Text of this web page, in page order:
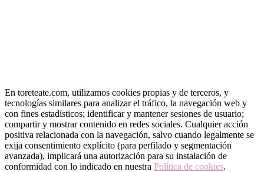
En toreteate.com, utilizamos cookies propias y de terceros, y
tecnologías similares para analizar el tráfico, la navegación web y
con fines estadísticos; identificar y mantener sesiones de usuario;
compartir y mostrar contenido en redes sociales. Cualquier acción
positiva relacionada con la navegación, salvo cuando legalmente se
exija consentimiento explícito (para perfilado y segmentación
avanzada), implicará una autorización para su instalación de
conformidad con lo indicado en nuestra Política de cookies.